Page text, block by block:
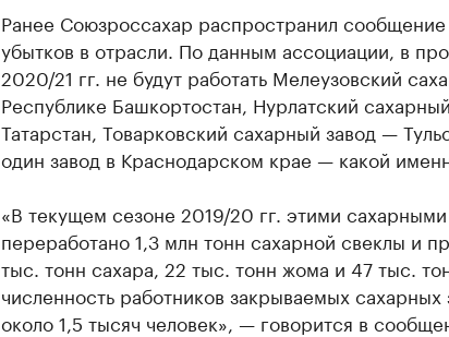
Ранее Союзроссахар распространил сообщение
убытков в отрасли. По данным ассоциации, в
2020/21 гг. не будут работать Мелеузовский
Республике Башкортостан, Нурлатский
Татарстан, Товарковский сахарный завод —
один завод в Краснодарском крае — какой
«В текущем сезоне 2019/20 гг. этими
переработано 1,3 млн тонн сахарной свеклы и
тыс. тонн сахара, 22 тыс. тонн жома и 47 тыс.
численность работников закрываемых сахарных
около 1,5 тысяч человек», — говорится в